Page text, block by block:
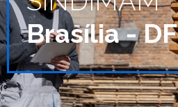
Brasília - DF